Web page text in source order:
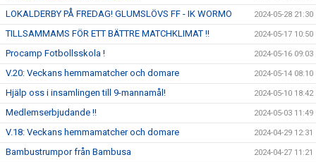
LOKALDERBY PÅ FREDAG! GLUMSLÖVS FF - IK WORMO 2024-05-28 21:30
TILLSAMMAMS FÖR ETT BÄTTRE MATCHKLIMAT !! 2024-05-17 10:50
Procamp Fotbollsskola ! 2024-05-16 09:03
V.20: Veckans hemmamatcher och domare 2024-05-14 08:10
Hjälp oss i insamlingen till 9-mannamål! 2024-05-10 18:42
Medlemserbjudande !! 2024-05-03 11:49
V.18: Veckans hemmamatcher och domare 2024-04-29 12:31
Bambustrumpor från Bambusa 2024-04-27 11:21